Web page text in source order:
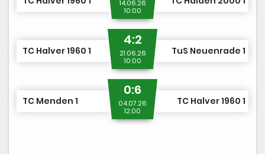
14.06.26
10:00
TC Halver 1960 1
4:2
21.06.26
10:00
TuS Neuenrade 1
TC Menden 1
0:6
04.07.26
12:00
TC Halver 1960 1